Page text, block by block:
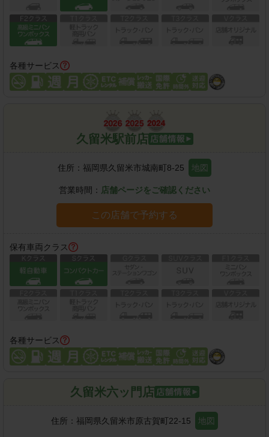
各種サービス
久留米駅前店
住所： 福岡県久留米市城南町8-25 地図
営業時間： 店舗ページをご確認ください
この店舗で予約する
保有車両クラス
各種サービス
久留米六ッ門店
住所： 福岡県久留米市原古賀町22-15 地図